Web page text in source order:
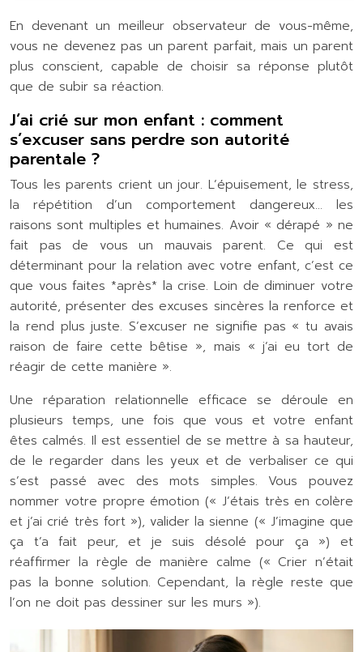
En devenant un meilleur observateur de vous-même,
vous ne devenez pas un parent parfait, mais un parent
plus conscient, capable de choisir sa réponse plutôt
que de subir sa réaction.
J’ai crié sur mon enfant : comment
s’excuser sans perdre son autorité
parentale ?
Tous les parents crient un jour. L’épuisement, le stress,
la répétition d’un comportement dangereux… les
raisons sont multiples et humaines. Avoir « dérapé » ne
fait pas de vous un mauvais parent. Ce qui est
déterminant pour la relation avec votre enfant, c’est ce
que vous faites *après* la crise. Loin de diminuer votre
autorité, présenter des excuses sincères la renforce et
la rend plus juste. S’excuser ne signifie pas « tu avais
raison de faire cette bêtise », mais « j’ai eu tort de
réagir de cette manière ».
Une réparation relationnelle efficace se déroule en
plusieurs temps, une fois que vous et votre enfant
êtes calmés. Il est essentiel de se mettre à sa hauteur,
de le regarder dans les yeux et de verbaliser ce qui
s’est passé avec des mots simples. Vous pouvez
nommer votre propre émotion (« J’étais très en colère
et j’ai crié très fort »), valider la sienne (« J’imagine que
ça t’a fait peur, et je suis désolé pour ça ») et
réaffirmer la règle de manière calme (« Crier n’était
pas la bonne solution. Cependant, la règle reste que
l’on ne doit pas dessiner sur les murs »).